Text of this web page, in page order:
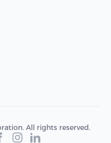
All rights reserved.